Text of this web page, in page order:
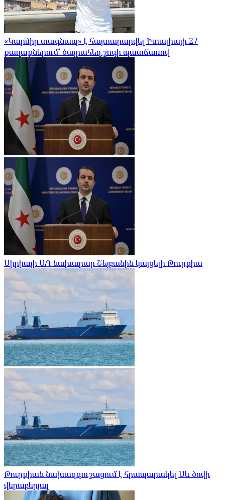
«Կարմիր տագնապ» է հայտարարվել Իտալիայի 27
քաղաքներում՝ ծայրահեղ շոգի պատճառով
Սիրիայի ԱԳ նախարար Շեյբանին կայցելի Թուրքիա
Թուրքիան նախազգուշացում է հրապարակել Սև ծովի
վերաբերյալ